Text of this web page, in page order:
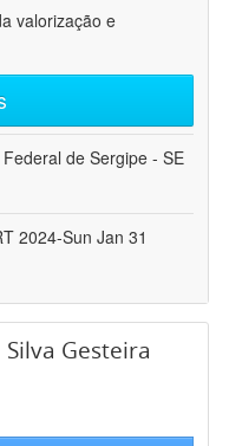
valorização e
de Sergipe - SE
2024-Sun Jan 31
Gesteira